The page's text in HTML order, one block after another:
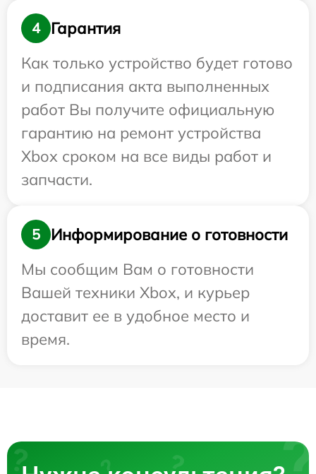
4
Гарантия
Как только устройство будет готово
и подписания акта выполненных
работ Вы получите официальную
гарантию на ремонт устройства
Xbox сроком на все виды работ и
запчасти.
5
Информирование о готовности
Мы сообщим Вам о готовности
Вашей техники Xbox, и курьер
доставит ее в удобное место и
время.